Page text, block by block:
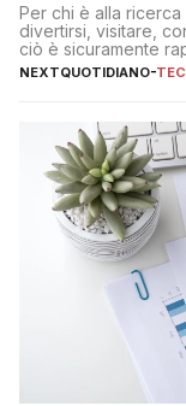
Per chi è alla
divertirsi, visitare,
ciò è sicuramente
NEXTQUOTIDIANO-